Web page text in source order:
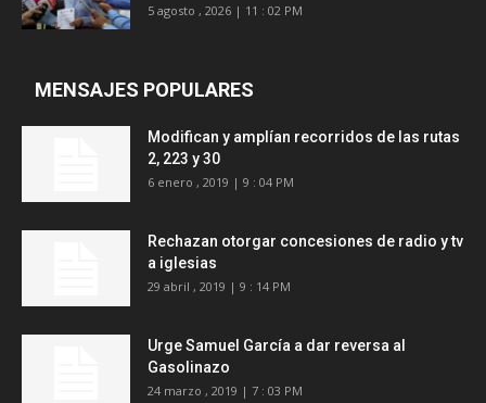
5 agosto , 2026 | 11 : 02 PM
MENSAJES POPULARES
Modifican y amplían recorridos de las rutas
2, 223 y 30
6 enero , 2019 | 9 : 04 PM
Rechazan otorgar concesiones de radio y tv
a iglesias
29 abril , 2019 | 9 : 14 PM
Urge Samuel García a dar reversa al
Gasolinazo
24 marzo , 2019 | 7 : 03 PM